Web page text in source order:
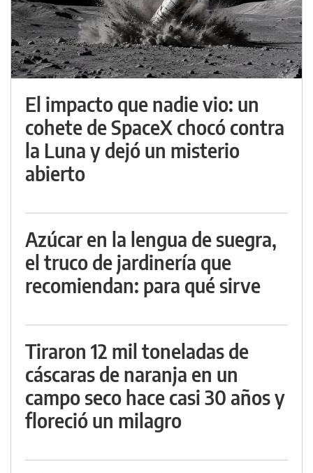
El impacto que nadie vio: un
cohete de SpaceX chocó contra
la Luna y dejó un misterio
abierto
Azúcar en la lengua de suegra,
el truco de jardinería que
recomiendan: para qué sirve
Tiraron 12 mil toneladas de
cáscaras de naranja en un
campo seco hace casi 30 años y
floreció un milagro